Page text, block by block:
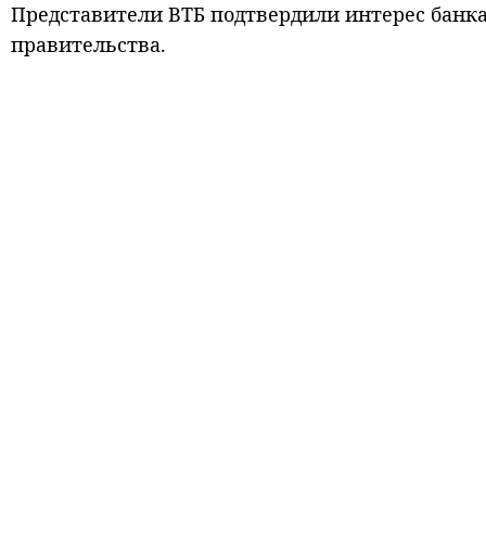
Представители ВТБ подтвердили интерес
правительства.